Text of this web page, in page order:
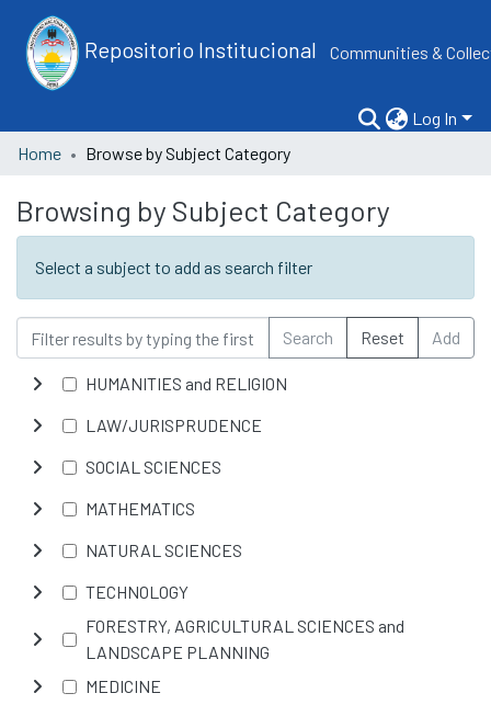
Repositorio Institucional Communities &
Log In
Home
Browse by Subject Category
Browsing by Subject Category
Select a subject to add as search filter
Search Reset Add
HUMANITIES and RELIGION
LAW/JURISPRUDENCE
SOCIAL SCIENCES
MATHEMATICS
NATURAL SCIENCES
TECHNOLOGY
FORESTRY, AGRICULTURAL SCIENCES and
LANDSCAPE PLANNING
MEDICINE